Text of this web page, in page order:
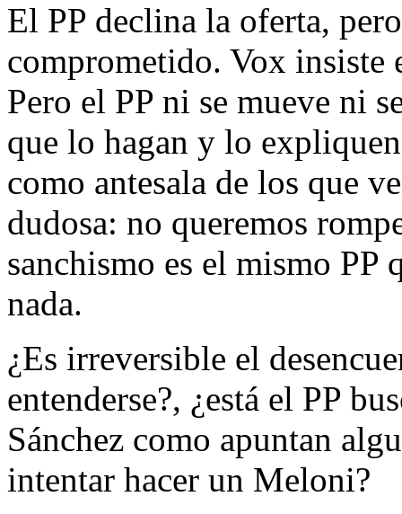
El PP declina la oferta,
comprometido. Vox insiste
Pero el PP ni se mueve ni
que lo hagan y lo
como antesala de los que
dudosa: no queremos
sanchismo es el mismo PP
nada.
¿Es irreversible el
entenderse?, ¿está el PP
Sánchez como apuntan
intentar hacer un Meloni?